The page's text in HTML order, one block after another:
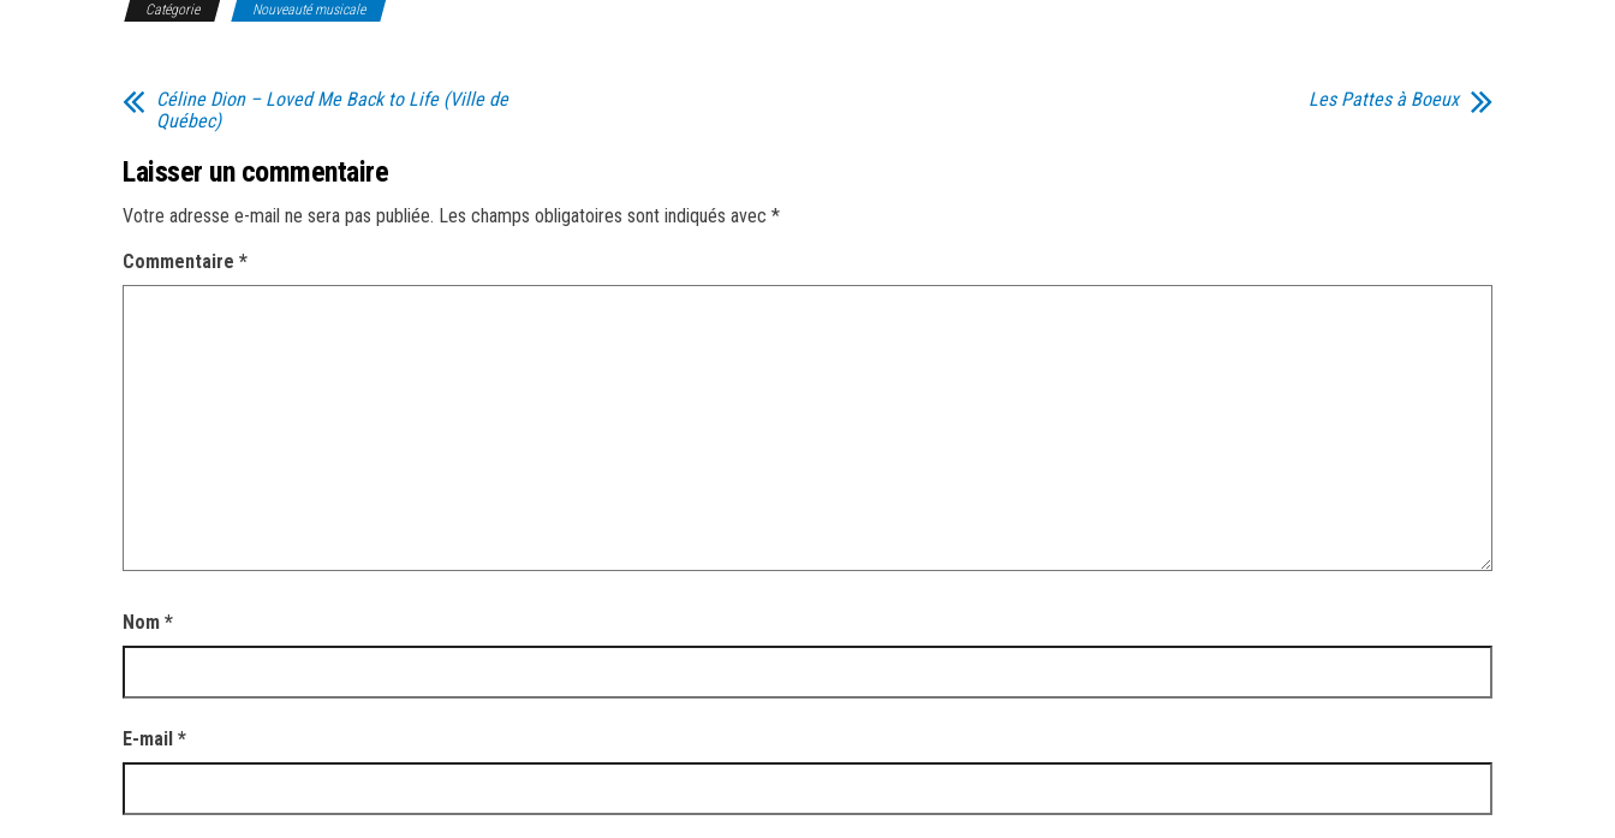
Catégorie Nouveauté musicale
Céline Dion – Loved Me Back to Life (Ville de
Québec)
Les Pattes à Boeux
Laisser un commentaire
Votre adresse e-mail ne sera pas publiée. Les champs obligatoires sont indiqués avec *
Commentaire *
Nom *
E-mail *